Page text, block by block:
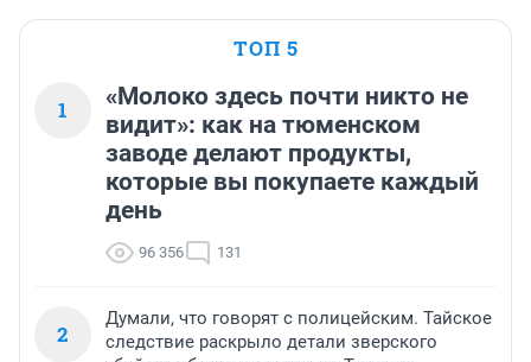
ТОП 5
1
«Молоко здесь почти никто не
видит»: как на тюменском
заводе делают продукты,
которые вы покупаете каждый
день
96 356 131
2
Думали, что говорят с полицейским. Тайское
следствие раскрыло детали зверского